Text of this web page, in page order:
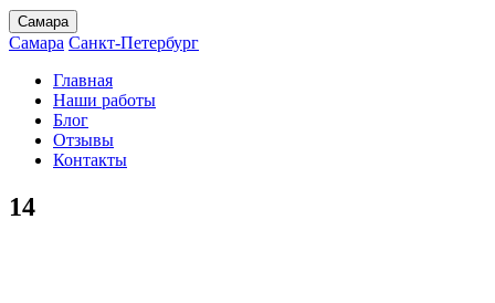
Самара
Самара Санкт-Петербург
Главная
Наши работы
Блог
Отзывы
Контакты
14